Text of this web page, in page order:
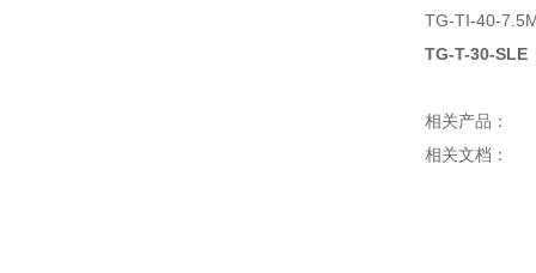
TG-TI-40-
TG-T-30-SLE
相关产品：
相关文档：